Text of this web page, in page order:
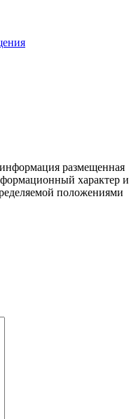
размещенная
характер и
положениями